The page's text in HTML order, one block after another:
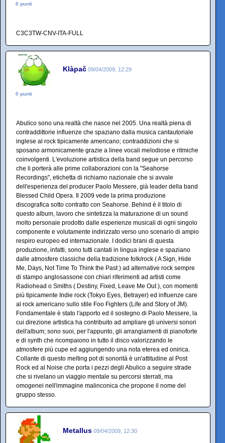
0 punti
C3C3TW-CNV-ITA-FULL
Klàpač 09/04/2009, 12:29
0 punti
Abulico sono una realtà che nasce nel 2005. Una realtà piena di
contraddittorie influenze che spaziano dalla musica cantautoriale
inglese al rock tipicamente americano; contraddizioni che si
sposano armonicamente grazie a linee vocali melodiose e ritmiche
coinvolgenti. L'evoluzione artistica della band segue un percorso
che li porterà alle prime collaborazioni con la "Seahorse
Recordings", etichetta di richiamo nazionale che si avvale
dell'esperienza del producer Paolo Messere, già leader della band
Blessed Child Opera. Il 2009 vede la prima produzione
discografica sotto contratto con Seahorse. Behind è il titolo di
questo album, lavoro che sintetizza la maturazione di un sound
molto personale prodotto dalle esperienze musicali di ogni singolo
componente e volutamente indirizzato verso uno scenario di ampio
respiro europeo ed internazionale. I dodici brani di questa
produzione, infatti, sono tutti cantati in lingua inglese e spaziano
dalle atmosfere classiche della tradizione folk/rock ( A Sign, Hide
Me, Days, Not Time To Think the Past ) ad alternative rock sempre
di stampo anglosassone con chiari riferimenti ad artisti come
Radiohead o Smiths ( Destiny, Fixed, Leave Me Out ), con momenti
più tipicamente Indie rock (Tokyo Eyes, Betrayer) ed influenze care
al rock americano sullo stile Foo Fighters (Life and Story of JM).
Fondamentale è stato l'apporto ed il sostegno di Paolo Messere, la
cui direzione artistica ha contribuito ad ampliare gli universi sonori
dell'album; sono suoi, per l'appunto, gli arrangiamenti di pianoforte
e di synth che ricompaiono in tutto il disco valorizzando le
atmosfere più cupe ed aggiungendo una nota eterea ed onirica.
Collante di questo melting pot di sonorità è un'attitudine al Post
Rock ed al Noise che porta i pezzi degli Abulico a seguire strade
che si rivelano un viaggio mentale su percorsi sterrati, ma
omogenei nell'immagine malinconica che propone il nome del
gruppo stesso.
Metallus 09/04/2009, 12:30